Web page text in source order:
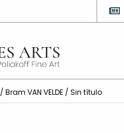
/ Bram VAN VELDE / Sin título